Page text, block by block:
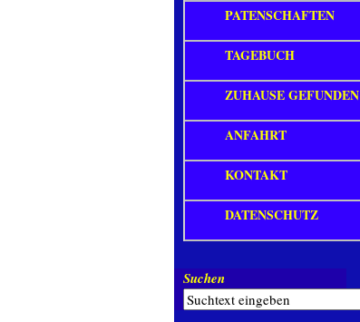
PATENSCHAFTEN
TAGEBUCH
ZUHAUSE GEFUNDEN
ANFAHRT
KONTAKT
DATENSCHUTZ
Suchen